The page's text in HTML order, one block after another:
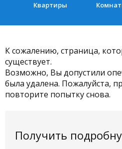
Квартиры
К сожалению, страница,
существует.
Возможно, Вы допустили
была удалена. Пожалуйста,
повторите попытку снова.
Получить